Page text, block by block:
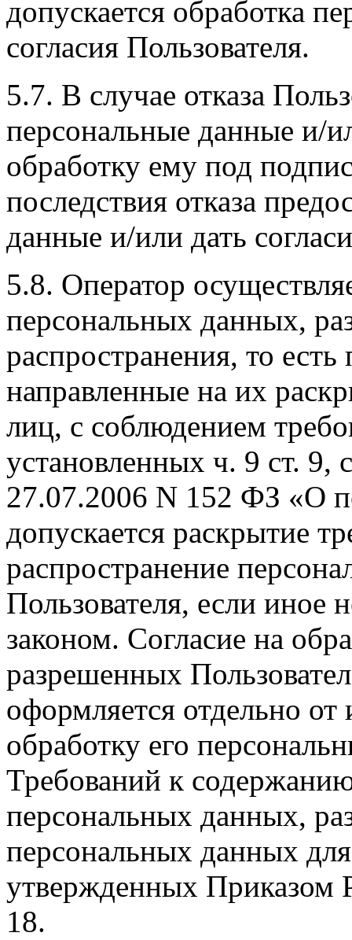
допускается обработка
согласия Пользователя.
5.7. В случае отказа
персональные данные и/
обработку ему под
последствия отказа
данные и/или дать
5.8. Оператор
персональных данных,
распространения, то
направленные на их
лиц, с соблюдением
установленных ч. 9 ст. 9,
27.07.2006 N 152 ФЗ «О
допускается раскрытие
распространение
Пользователя, если иное
законом. Согласие на
разрешенных
оформляется отдельно от
обработку его
Требований к
персональных данных,
персональных данных
утвержденных Приказом
18.